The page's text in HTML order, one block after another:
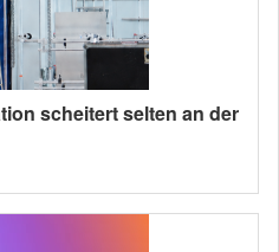
scheitert selten an der